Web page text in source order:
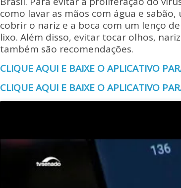
como lavar as mãos com água e
cobrir o nariz e a boca com um lenço
lixo. Além disso, evitar tocar olhos,
também são recomendações.
CLIQUE AQUI E BAIXE O APLICATIVO
CLIQUE AQUI E BAIXE O APLICATIVO